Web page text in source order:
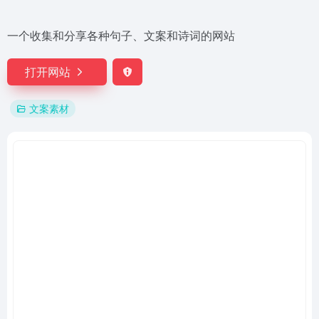
一个收集和分享各种句子、文案和诗词的网站
打开网站
文案素材